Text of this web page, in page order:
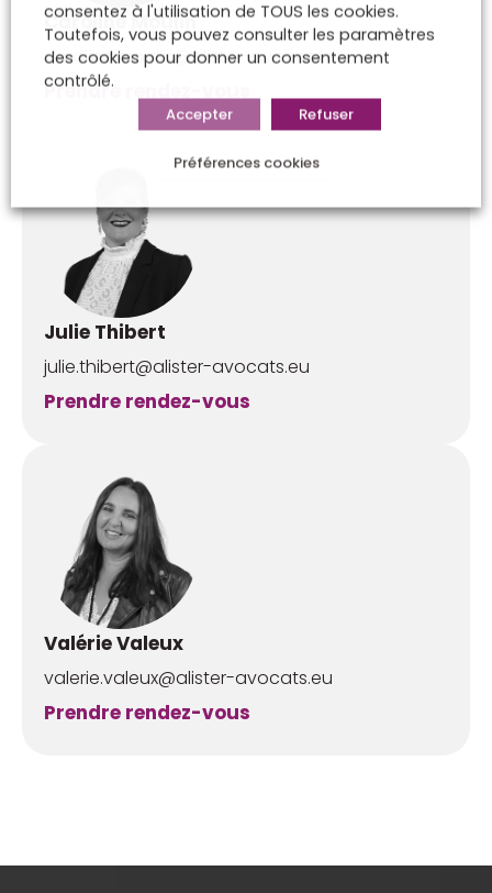
Caroline Moulin
caroline.moulin@alister-avocats.eu
Prendre rendez-vous
Julie Thibert
julie.thibert@alister-avocats.eu
Prendre rendez-vous
Valérie Valeux
valerie.valeux@alister-avocats.eu
Prendre rendez-vous
consentez à l'utilisation de TOUS les cookies.
Toutefois, vous pouvez consulter les paramètres
des cookies pour donner un consentement
contrôlé.
Accepter Refuser
Préférences cookies